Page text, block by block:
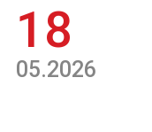
18
05.2026